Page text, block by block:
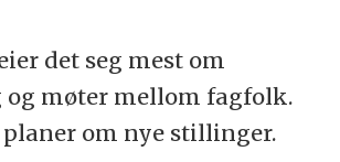
det seg mest om
møter mellom fagfolk.
om nye stillinger.